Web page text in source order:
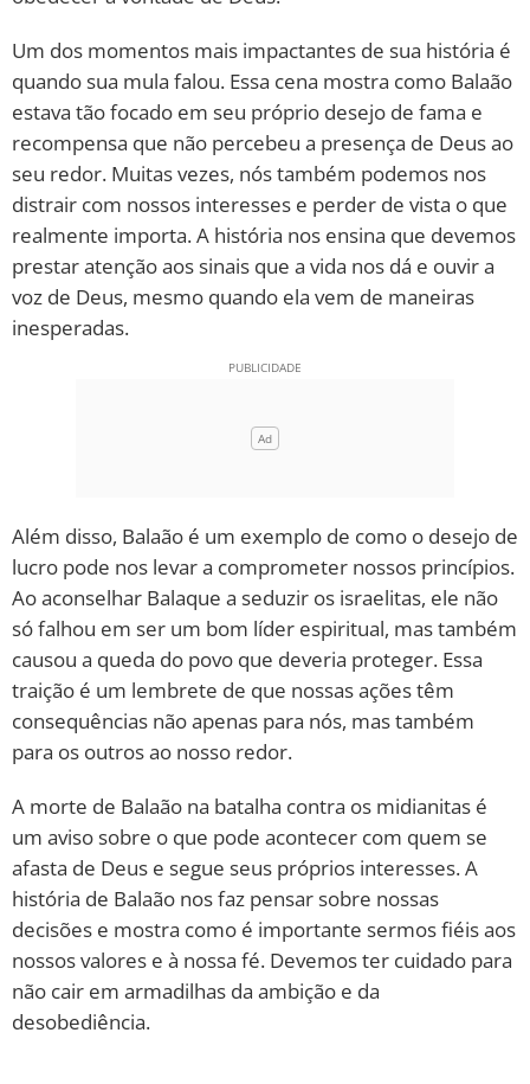
Um dos momentos mais impactantes de sua história é
quando sua mula falou. Essa cena mostra como Balaão
estava tão focado em seu próprio desejo de fama e
recompensa que não percebeu a presença de Deus ao
seu redor. Muitas vezes, nós também podemos nos
distrair com nossos interesses e perder de vista o que
realmente importa. A história nos ensina que devemos
prestar atenção aos sinais que a vida nos dá e ouvir a
voz de Deus, mesmo quando ela vem de maneiras
inesperadas.
Além disso, Balaão é um exemplo de como o desejo de
lucro pode nos levar a comprometer nossos princípios.
Ao aconselhar Balaque a seduzir os israelitas, ele não
só falhou em ser um bom líder espiritual, mas também
causou a queda do povo que deveria proteger. Essa
traição é um lembrete de que nossas ações têm
consequências não apenas para nós, mas também
para os outros ao nosso redor.
A morte de Balaão na batalha contra os midianitas é
um aviso sobre o que pode acontecer com quem se
afasta de Deus e segue seus próprios interesses. A
história de Balaão nos faz pensar sobre nossas
decisões e mostra como é importante sermos fiéis aos
nossos valores e à nossa fé. Devemos ter cuidado para
não cair em armadilhas da ambição e da
desobediência.